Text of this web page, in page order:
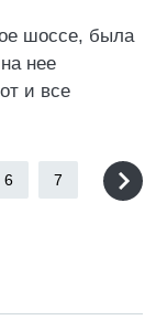
шоссе, была
нее
и все
6 7